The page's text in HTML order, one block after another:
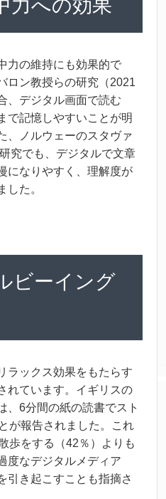
力への効果
力の維持にも効果的で
ロン教授らの研究 （2021
、デジタル画面で読む
で記憶しやすいことが明
、ノルウェーのスタヴァ
研究でも、デジタルで文章
になりやすく、 理解度が
した。
ビーイング
ラックス効果をもたらす
れています。イギリスの
、6分間の紙の読書でスト
が報告されました。これ
歩をする（42％）よりも
度なデジタルメディア
引 き 起こすことも指摘さ